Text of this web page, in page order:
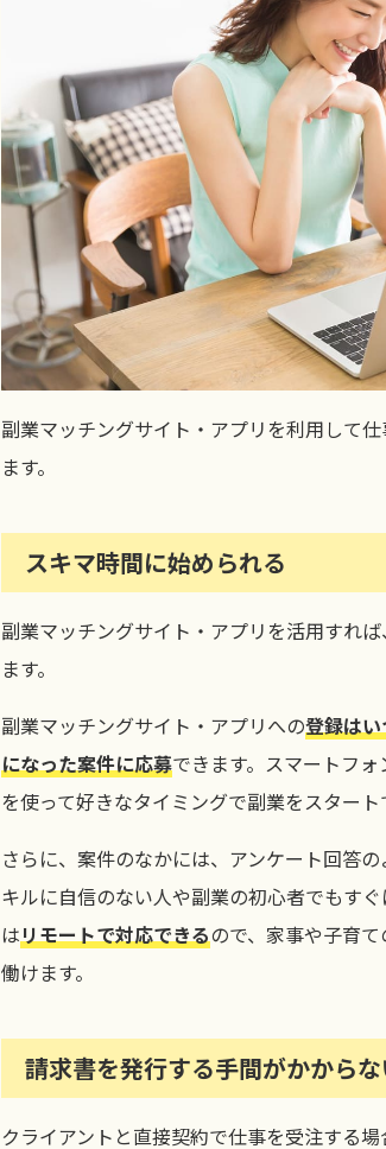
副業マッチングサイト・アプリを利用して
ます。
スキマ時間に始められる
副業マッチングサイト・アプリを活用すれ
ます。
副業マッチングサイト・アプリへの登録は
になった案件に応募できます。スマートフ
を使って好きなタイミングで副業をスタート
さらに、案件のなかには、アンケート回答
キルに自信のない人や副業の初心者でもす
はリモートで対応できるので、家事や子育
働けます。
請求書を発行する手間がかから
クライアントと直接契約で仕事を受注する